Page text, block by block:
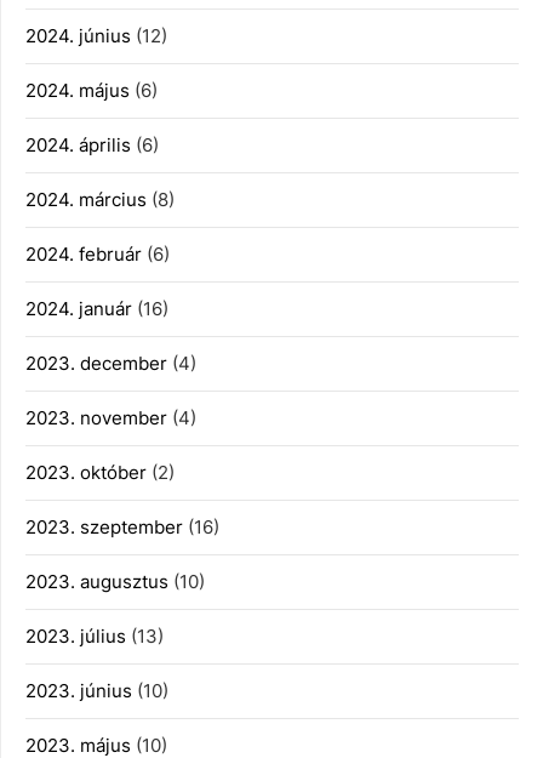
2024. június (12)
2024. május (6)
2024. április (6)
2024. március (8)
2024. február (6)
2024. január (16)
2023. december (4)
2023. november (4)
2023. október (2)
2023. szeptember (16)
2023. augusztus (10)
2023. július (13)
2023. június (10)
2023. május (10)